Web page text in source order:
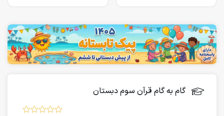
گام به گام قرآن سوم دبستان